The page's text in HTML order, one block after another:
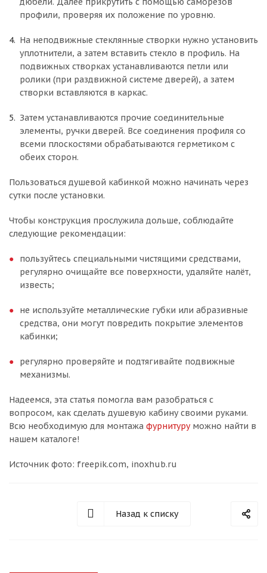
профили, проверяя их положение по уровню.
На неподвижные стеклянные створки нужно установить
уплотнители, а затем вставить стекло в профиль. На
подвижных створках устанавливаются петли или
ролики (при раздвижной системе дверей), а затем
створки вставляются в каркас.
Затем устанавливаются прочие соединительные
элементы, ручки дверей. Все соединения профиля со
всеми плоскостями обрабатываются герметиком с
обеих сторон.
Пользоваться душевой кабинкой можно начинать через
сутки после установки.
Чтобы конструкция прослужила дольше, соблюдайте
следующие рекомендации:
пользуйтесь специальными чистящими средствами,
регулярно очищайте все поверхности, удаляйте налёт,
известь;
не используйте металлические губки или абразивные
средства, они могут повредить покрытие элементов
кабинки;
регулярно проверяйте и подтягивайте подвижные
механизмы.
Надеемся, эта статья помогла вам разобраться с
вопросом, как сделать душевую кабину своими руками.
Всю необходимую для монтажа фурнитуруможно найти в
нашем каталоге!
Источник фото: freepik.com, inoxhub.ru
Назад к списку